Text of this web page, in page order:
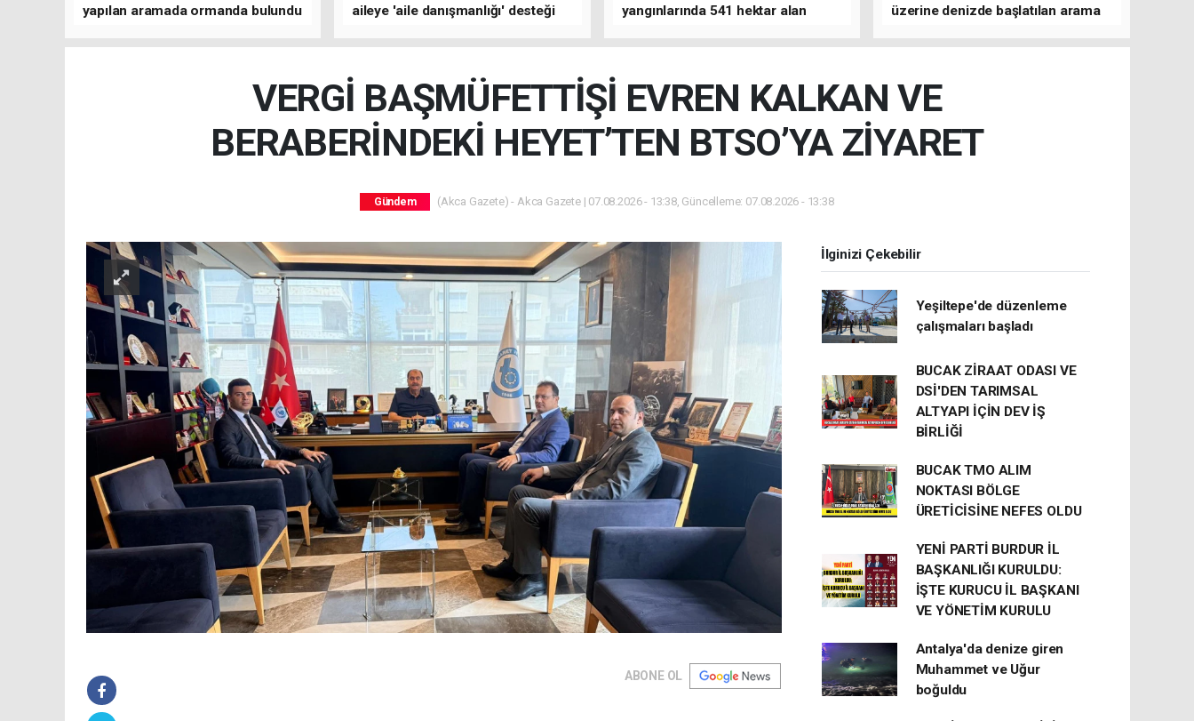
yapılan aramada ormanda bulundu
aileye 'aile danışmanlığı' desteği
yangınlarında 541 hektar alan
üzerine denizde başlatılan arama
VERGİ BAŞMÜFETTİŞİ EVREN KALKAN VE
BERABERİNDEKİ HEYET’TEN BTSO’YA ZİYARET
Gündem (Akca Gazete) - Akca Gazete | 07.08.2026 - 13:38, Güncelleme: 07.08.2026 - 13:38
ABONE OL
İlginizi Çekebilir
Yeşiltepe'de düzenleme
çalışmaları başladı
BUCAK ZİRAAT ODASI VE
DSİ'DEN TARIMSAL
ALTYAPI İÇİN DEV İŞ
BİRLİĞİ
BUCAK TMO ALIM
NOKTASI BÖLGE
ÜRETİCİSİNE NEFES OLDU
YENİ PARTİ BURDUR İL
BAŞKANLIĞI KURULDU:
İŞTE KURUCU İL BAŞKANI
VE YÖNETİM KURULU
Antalya'da denize giren
Muhammet ve Uğur
boğuldu